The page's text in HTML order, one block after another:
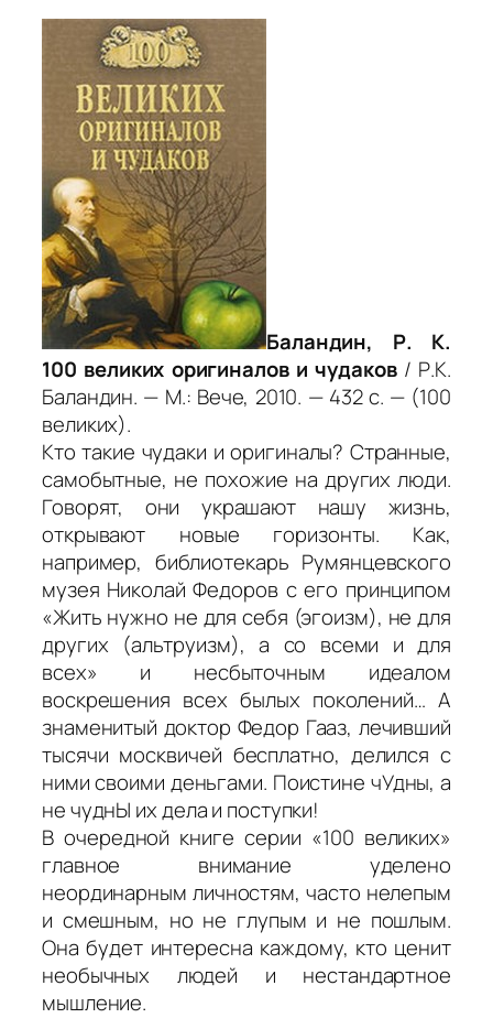
Баландин, Р. К.
100 великих оригиналов и чудаков/ Р.К.
Баландин. — М.: Вече, 2010. — 432 с. — (100
великих).
Кто такие чудаки и оригиналы? Странные,
самобытные, не похожие на других люди.
Говорят, они украшают нашу жизнь,
открывают новые горизонты. Как,
например, библиотекарь Румянцевского
музея Николай Федоров с его принципом
«Жить нужно не для себя (эгоизм), не для
других (альтруизм), а со всеми и для
всех» и несбыточным идеалом
воскрешения всех былых поколений… А
знаменитый доктор Федор Гааз, лечивший
тысячи москвичей бесплатно, делился с
ними своими деньгами. Поистине чУдны, а
не чуднЫ их дела и поступки!
В очередной книге серии «100 великих»
главное внимание уделено
неординарным личностям, часто нелепым
и смешным, но не глупым и не пошлым.
Она будет интересна каждому, кто ценит
необычных людей и нестандартное
мышление.